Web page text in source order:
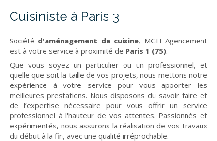
Cuisiniste à Paris 3
Société d'aménagement de cuisine, MGH Agencement
est à votre service à proximité de Paris 1 (75).
Que vous soyez un particulier ou un professionnel, et
quelle que soit la taille de vos projets, nous mettons notre
expérience à votre service pour vous apporter les
meilleures prestations. Nous disposons du savoir faire et
de l’expertise nécessaire pour vous offrir un service
professionnel à l'hauteur de vos attentes. Passionnés et
expérimentés, nous assurons la réalisation de vos travaux
du début à la fin, avec une qualité irréprochable.